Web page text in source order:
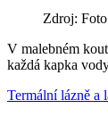
Zdroj:
V malebném
každá kapka
Termální lázně a